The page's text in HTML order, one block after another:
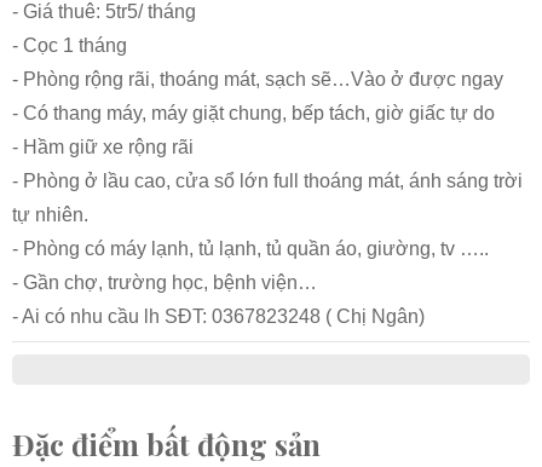
- Giá thuê: 5tr5/ tháng
- Cọc 1 tháng
- Phòng rộng rãi, thoáng mát, sạch sẽ…Vào ở được ngay
- Có thang máy, máy giặt chung, bếp tách, giờ giấc tự do
- Hầm giữ xe rộng rãi
- Phòng ở lầu cao, cửa sổ lớn full thoáng mát, ánh sáng trời
tự nhiên.
- Phòng có máy lạnh, tủ lạnh, tủ quần áo, giường, tv …..
- Gần chợ, trường học, bệnh viện…
- Ai có nhu cầu lh SĐT: 0367823248 ( Chị Ngân)
Đặc điểm bất động sản